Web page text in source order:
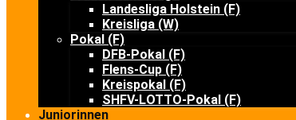
Landesliga Holstein (F)
Kreisliga (W)
Pokal (F)
DFB-Pokal (F)
Flens-Cup (F)
Kreispokal (F)
SHFV-LOTTO-Pokal (F)
Juniorinnen